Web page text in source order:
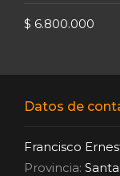
$ 6.800.000
Datos de
Francisco
Provincia: